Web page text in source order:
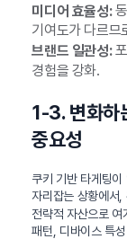
미디어 효율성:
기여도가 다르므
브랜드 일관성:
경험을 강화.
1-3. 변화하
중요성
쿠키 기반 타게팅
자리잡는 상황에서,
전략적 자산으로 여
패턴, 디바이스 특